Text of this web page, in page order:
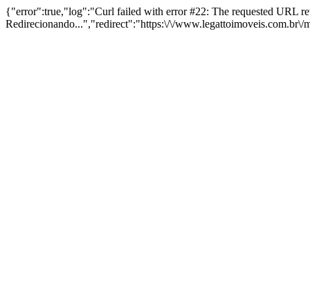
{"error":true,"log":"Curl failed with error #22: The requested URL
Redirecionando...","redirect":"https:\/\/www.legattoimoveis.com.br\/